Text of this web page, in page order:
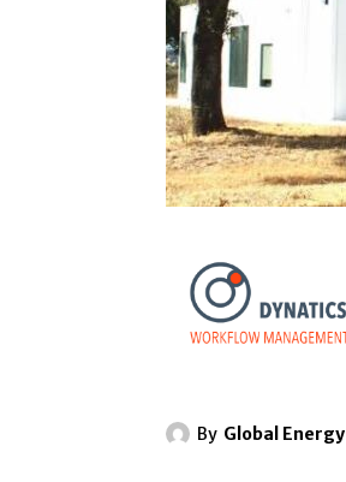
By Global Energy